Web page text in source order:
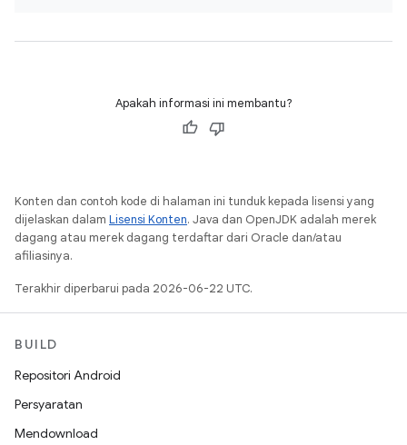
Apakah informasi ini membantu?
Konten dan contoh kode di halaman ini tunduk kepada lisensi yang
dijelaskan dalam Lisensi Konten. Java dan OpenJDK adalah merek
dagang atau merek dagang terdaftar dari Oracle dan/atau
afiliasinya.
Terakhir diperbarui pada 2026-06-22 UTC.
BUILD
Repositori Android
Persyaratan
Mendownload